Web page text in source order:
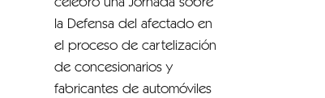
la Defensa del afectado en
el proceso de cartelización
de concesionarios y
fabricantes de automóviles